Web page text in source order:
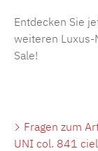
Entdecken Sie
weiteren Luxus-
Sale!
Fragen zum
UNI col. 841